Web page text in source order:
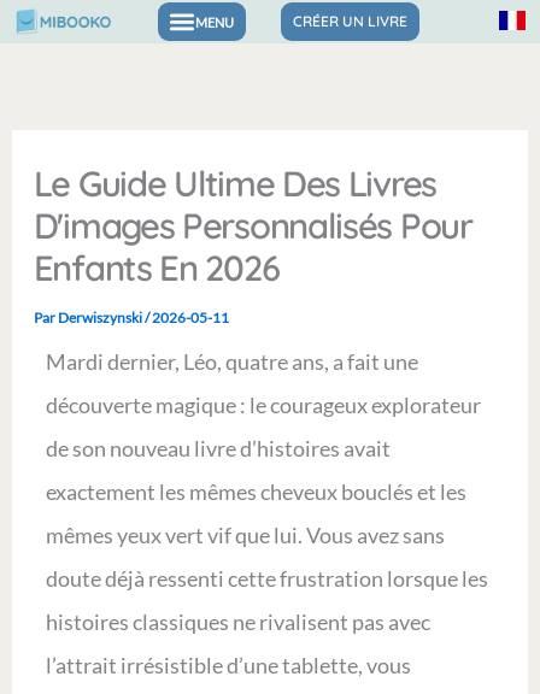
Aller
CRÉER UN LIVRE
Le Guide Ultime Des Livres
D'images Personnalisés Pour
Enfants En 2026
Par Derwiszynski/2026-05-11
Mardi dernier, Léo, quatre ans, a fait une
découverte magique : le courageux explorateur
de son nouveau livre d’histoires avait
exactement les mêmes cheveux bouclés et les
mêmes yeux vert vif que lui. Vous avez sans
doute déjà ressenti cette frustration lorsque les
histoires classiques ne rivalisent pas avec
l’attrait irrésistible d’une tablette, vous